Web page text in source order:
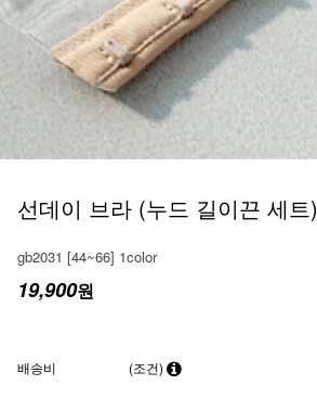
선데이 브라 (누드 길이끈 세트)
gb2031 [44~66] 1color
19,900원
배송비 (조건)